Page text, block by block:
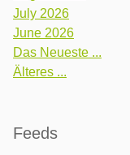
July 2026
June 2026
Das Neueste ...
Älteres ...
Feeds